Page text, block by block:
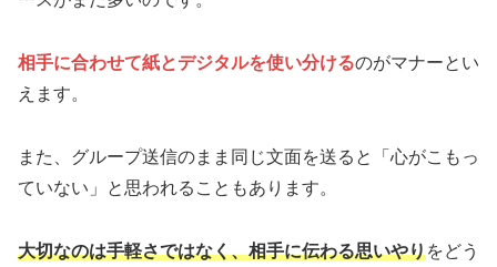
相手に合わせて紙とデジタルを使い分けるのがマナーとい
えます。
また、グループ送信のまま同じ文面を送ると「心がこもっ
ていない」と思われることもあります。
大切なのは手軽さではなく、相手に伝わる思いやりをどう